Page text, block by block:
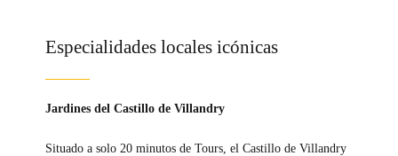
Especialidades locales icónicas
Jardines del Castillo de Villandry
Situado a solo 20 minutos de Tours, el Castillo de Villandry